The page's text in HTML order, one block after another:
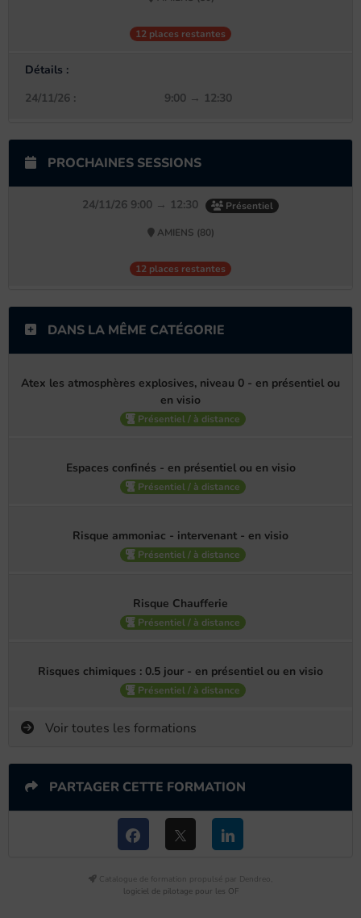
12 places restantes
Détails :
24/11/26 :
9:00 → 12:30
PROCHAINES SESSIONS
24/11/26 9:00 → 12:30 Présentiel
AMIENS (80)
12 places restantes
DANS LA MÊME CATÉGORIE
Atex les atmosphères explosives, niveau 0 - en présentiel ou
en visio
Présentiel / à distance
Espaces confinés - en présentiel ou en visio
Présentiel / à distance
Risque ammoniac - intervenant - en visio
Présentiel / à distance
Risque Chaufferie
Présentiel / à distance
Risques chimiques : 0.5 jour - en présentiel ou en visio
Présentiel / à distance
Voir toutes les formations
PARTAGER CETTE FORMATION
Catalogue de formation propulsé par Dendreo,
logiciel de pilotage pour les OF